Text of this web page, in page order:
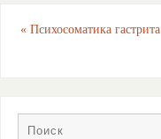
A a
«Психосоматика гастрита